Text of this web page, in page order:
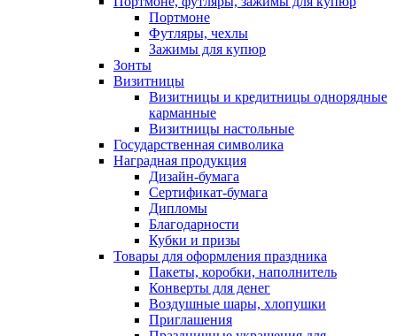
Портмоне
Футляры, чехлы
Зажимы для купюр
Зонты
Визитницы
Визитницы и кредитницы однорядные
карманные
Визитницы настольные
Государственная символика
Наградная продукция
Дизайн-бумага
Сертификат-бумага
Дипломы
Благодарности
Кубки и призы
Товары для оформления праздника
Пакеты, коробки, наполнитель
Конверты для денег
Воздушные шары, хлопушки
Приглашения